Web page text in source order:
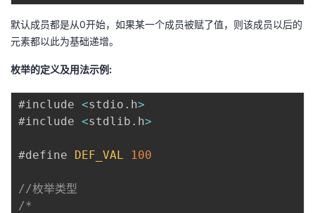
默认成员都是从0开始，如果某一个成员被赋了值，则该成员以后的
元素都以此为基础递增。
枚举的定义及用法示例:
#include <stdio . h>
#include <stdlib . h>
#define DEF_VAL 100
//枚举类型
/*